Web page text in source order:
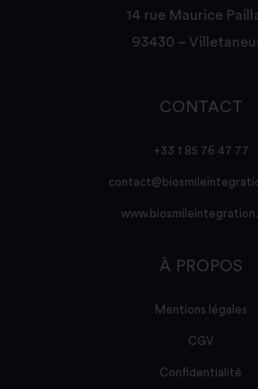
14 rue Maurice
93430 –
CONTACT
+33 1 85 76 47 77
À PROPOS
Mentions légales
CGV
Confidentialité